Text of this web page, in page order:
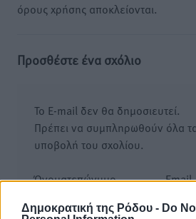
Δημοκρατική της Ρόδου - Do
όρους χρήσης αποκλείονται.
Προσθέστε ένα σχόλιο
Το E-mail δεν θα δημοσιευτεί.
Πρέπει να συμπληρωθούν όλα
υποβολή του σχολίου.
Όνοματεπώνυμο Email